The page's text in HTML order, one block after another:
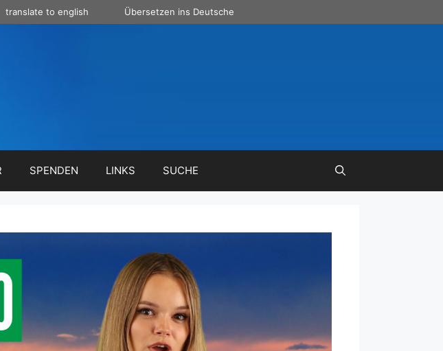
translate to english Übersetzen ins Deutsche
SPENDEN LINKS SUCHE